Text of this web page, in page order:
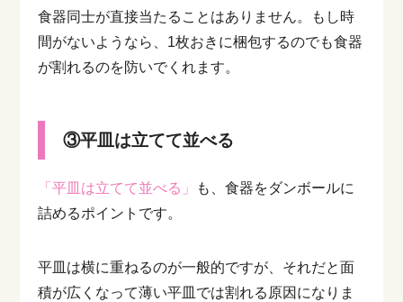
食器同士が直接当たることはありません。もし時
間がないようなら、1枚おきに梱包するのでも食器
が割れるのを防いでくれます。
③平皿は立てて並べる
「平皿は立てて並べる」
も、食器をダンボールに
詰めるポイントです。
平皿は横に重ねるのが一般的ですが、それだと面
積が広くなって薄い平皿では割れる原因になりま